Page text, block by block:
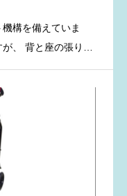
構を備えていま
、 背と座の張り調
でひとりひとりの
る姿勢保持の機能